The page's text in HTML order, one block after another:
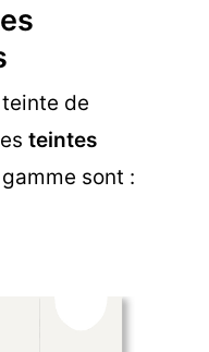
de
teintes
sont :